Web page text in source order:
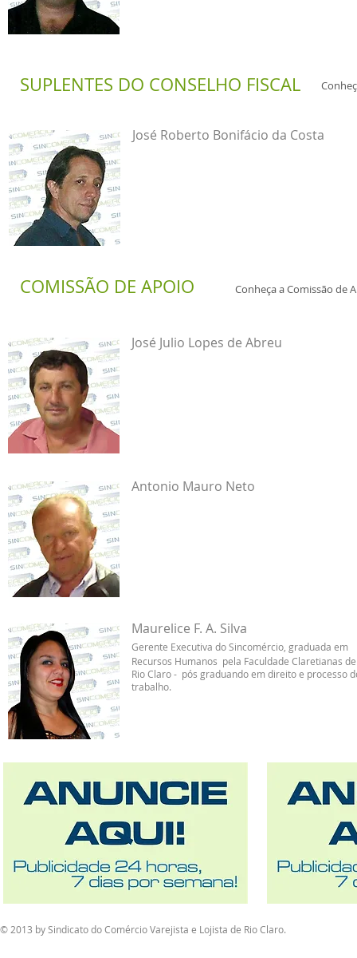
SUPLENTES DO CONSELHO FISCAL
José Roberto Bonifácio da Costa
COMISSÃO DE APOIO Conheça a Comissão de
José Julio Lopes de Abreu
Antonio Mauro Neto
Maurelice F. A. Silva
Gerente Executiva do Sincomércio, graduada em
Recursos Humanos pela Faculdade Claretianas de
Rio Claro - pós graduando em direito e processo
trabalho.
© 2013 by Sindicato do Comércio Varejista e Lojista de Rio Claro.